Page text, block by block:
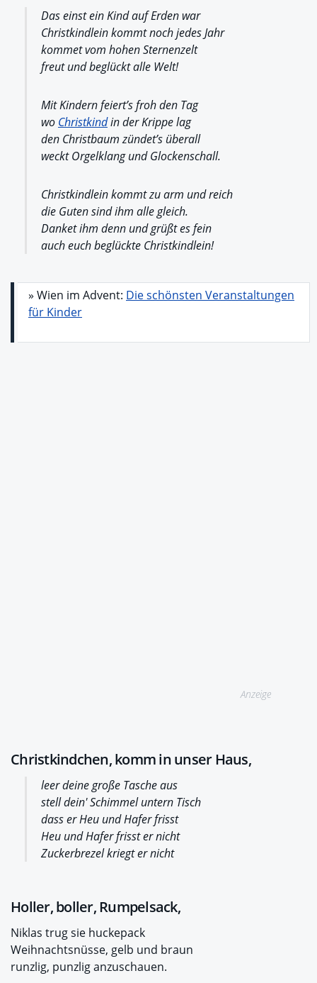
Das einst ein Kind auf Erden war
Christkindlein kommt noch jedes Jahr
kommet vom hohen Sternenzelt
freut und beglückt alle Welt!
Mit Kindern feiert’s froh den Tag
wo Christkindin der Krippe lag
den Christbaum zündet’s überall
weckt Orgelklang und Glockenschall.
Christkindlein kommt zu arm und reich
die Guten sind ihm alle gleich.
Danket ihm denn und grüßt es fein
auch euch beglückte Christkindlein!
» Wien im Advent: Die schönsten Veranstaltungen
für Kinder
Anzeige
Christkindchen, komm in unser Haus,
leer deine große Tasche aus
stell dein' Schimmel untern Tisch
dass er Heu und Hafer frisst
Heu und Hafer frisst er nicht
Zuckerbrezel kriegt er nicht
Holler, boller, Rumpelsack,
Niklas trug sie huckepack
Weihnachtsnüsse, gelb und braun
runzlig, punzlig anzuschauen.